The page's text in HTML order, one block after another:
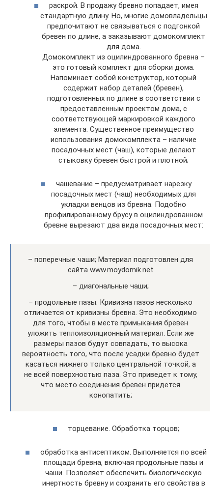
раскрой. В продажу бревно попадает, имея
стандартную длину. Но, многие домовладельцы
предпочитают не связываться с подгонкой
бревен по длине, а заказывают домокомплект
для дома.
Домокомплект из оцилиндрованного бревна –
это готовый комплект для сборки дома.
Напоминает собой конструктор, который
содержит набор деталей (бревен),
подготовленных по длине в соответствии с
предоставленным проектом дома, с
соответствующей маркировкой каждого
элемента. Существенное преимущество
использования домокомплекта – наличие
посадочных мест (чаш), которые делают
стыковку бревен быстрой и плотной;
чашевание – предусматривает нарезку
посадочных мест (чаш) необходимых для
укладки венцов из бревна. Подобно
профилированному брусу в оцилиндрованном
бревне вырезают два вида посадочных мест:
– поперечные чаши; Материал подготовлен для
сайта www.moydomik.net
– диагональные чаши;
– продольные пазы. Кривизна пазов несколько
отличается от кривизны бревна. Это необходимо
для того, чтобы в месте примыкания бревен
уложить теплоизоляционный материал. Если же
размеры пазов будут совпадать, то высока
вероятность того, что после усадки бревно будет
касаться нижнего только центральной точкой, а
не всей поверхностью паза. Это приведет к тому,
что место соединения бревен придется
конопатить;
торцевание. Обработка торцов;
обработка антисептиком. Выполняется по всей
площади бревна, включая продольные пазы и
чаши. Позволяет обеспечить биологическую
инертность бревну и сохранить его свойства в